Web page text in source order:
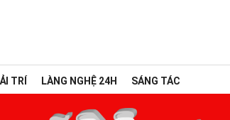
TRÍ LÀNG NGHỆ 24H SÁNG TÁC